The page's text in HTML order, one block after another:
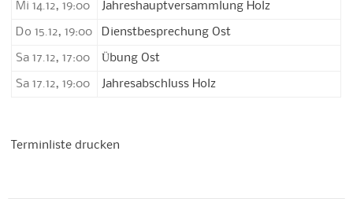
Mi 14.12, 19:00 Jahreshauptversammlung Holz
Do 15.12, 19:00 Dienstbesprechung Ost
Sa 17.12, 17:00 Übung Ost
Sa 17.12, 19:00 Jahresabschluss Holz
Terminliste drucken